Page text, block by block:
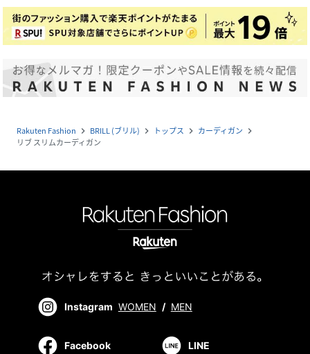
Rakuten Fashion navigate_next BRILL (ブリル) navigate_next トップス navigate_next カーディガン navigate_next
リブ スリムカーディガン
Instagram WOMEN / MEN
Facebook LINE